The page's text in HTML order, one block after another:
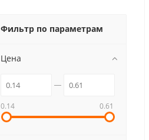
Фильтр по параметрам
Цена
0.14 0.61